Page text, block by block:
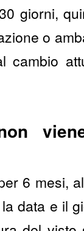
giorni,
o
cambio
6 mesi,
data e il